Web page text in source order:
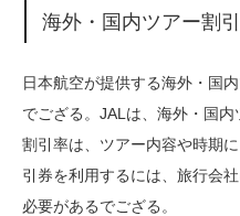
海外・国内ツアー割
日本航空が提供する海外・国
でござる。JALは、海外・国内
割引率は、ツアー内容や時期
引券を利用するには、旅行会
必要があるでござる。